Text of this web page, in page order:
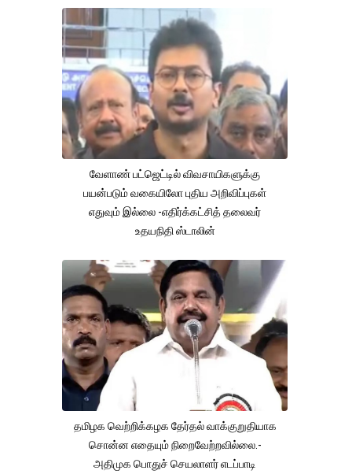
வேளாண் பட்ஜெட்டில் விவசாயிகளுக்கு
பயன்படும் வகையிலோ புதிய அறிவிப்புகள்
எதுவும் இல்லை -எதிர்க்கட்சித் தலைவர்
உதயநிதி ஸ்டாலின்
தமிழக வெற்றிக்கழக தேர்தல் வாக்குறுதியாக
சொன்ன எதையும் நிறைவேற்றவில்லை.-
அதிமுக பொதுச் செயலாளர் எடப்பாடி